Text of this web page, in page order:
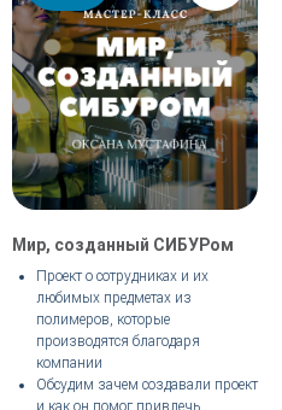
Мир, созданный СИБУРом
Проект о сотрудниках и их
любимых предметах из
полимеров, которые
производятся благодаря
компании
Обсудим зачем создавали проект
и как он помог привлечь